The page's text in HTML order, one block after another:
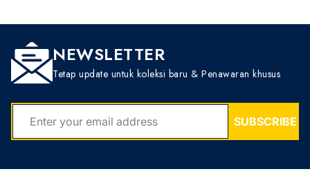
NEWSLETTER
Tetap update untuk koleksi baru & Penawaran khusus
SUBSCRIBE